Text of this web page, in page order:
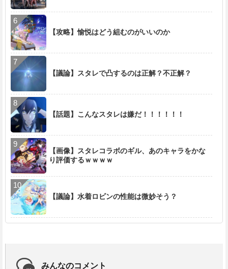
【攻略】愉悦はどう組むのがいいのか
【議論】スタレで凸するのは正解？不正解？
【話題】こんなスタレは嫌だ！！！！！！
【画像】スタレコラボのギル、あのキャラをかな
り評価するｗｗｗｗ
【議論】水着ロビンの性能は微妙そう？
みんなのコメント